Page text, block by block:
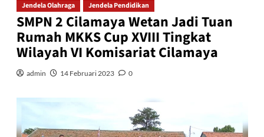
Jendela Olahraga Jendela Pendidikan
SMPN 2 Cilamaya Wetan Jadi Tuan
Rumah MKKS Cup XVIII Tingkat
Wilayah VI Komisariat Cilamaya
admin 14 Februari 2023 0